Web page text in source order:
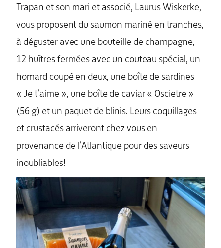
Trapan et son mari et associé, Laurus Wiskerke,
vous proposent du saumon mariné en tranches,
à déguster avec une bouteille de champagne,
12 huîtres fermées avec un couteau spécial, un
homard coupé en deux, une boîte de sardines
« Je t’aime », une boîte de caviar « Oscietre »
(56 g) et un paquet de blinis. Leurs coquillages
et crustacés arriveront chez vous en
provenance de l’Atlantique pour des saveurs
inoubliables!